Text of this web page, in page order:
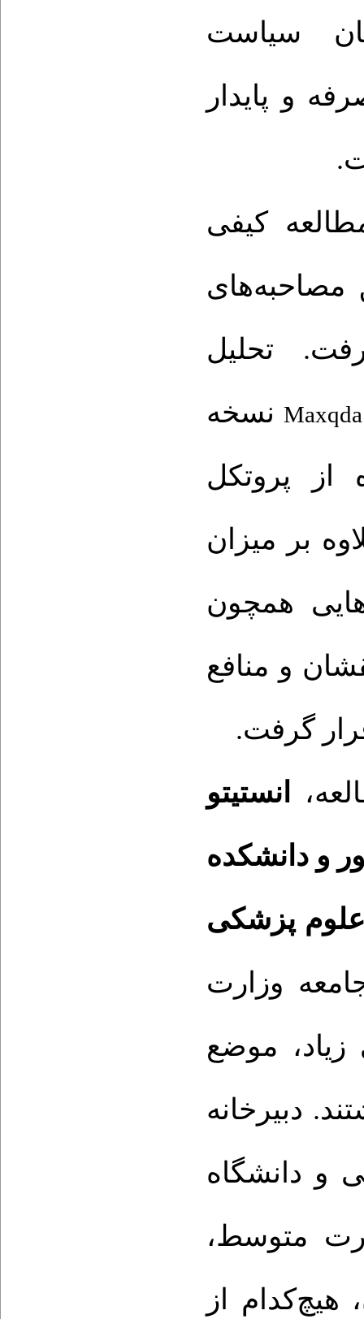
سیاست
و پایدار
.
کیفی
تحلیل
نسخه
از پروتکل
بر میزان
همچون
و منافع
گرفت.
انستیتو
و دانشکده
علوم پزشکی
وزارت
موضع
دبیرخانه
و دانشگاه
متوسط،
از